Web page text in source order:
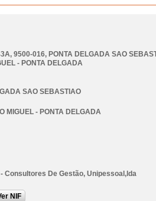
9500-016, PONTA DELGADA SAO
- PONTA DELGADA
SAO SEBASTIAO
MIGUEL - PONTA DELGADA
Consultores De Gestão, Unipessoal,lda
NIF